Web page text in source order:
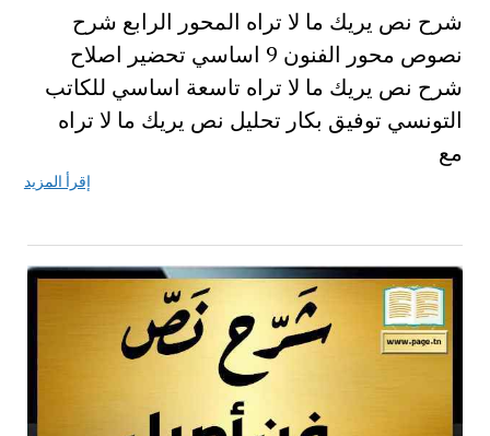
شرح نص يريك ما لا تراه المحور الرابع شرح
نصوص محور الفنون 9 اساسي تحضير اصلاح
شرح نص يريك ما لا تراه تاسعة اساسي للكاتب
التونسي توفيق بكار تحليل نص يريك ما لا تراه
مع
إقرأ المزيد